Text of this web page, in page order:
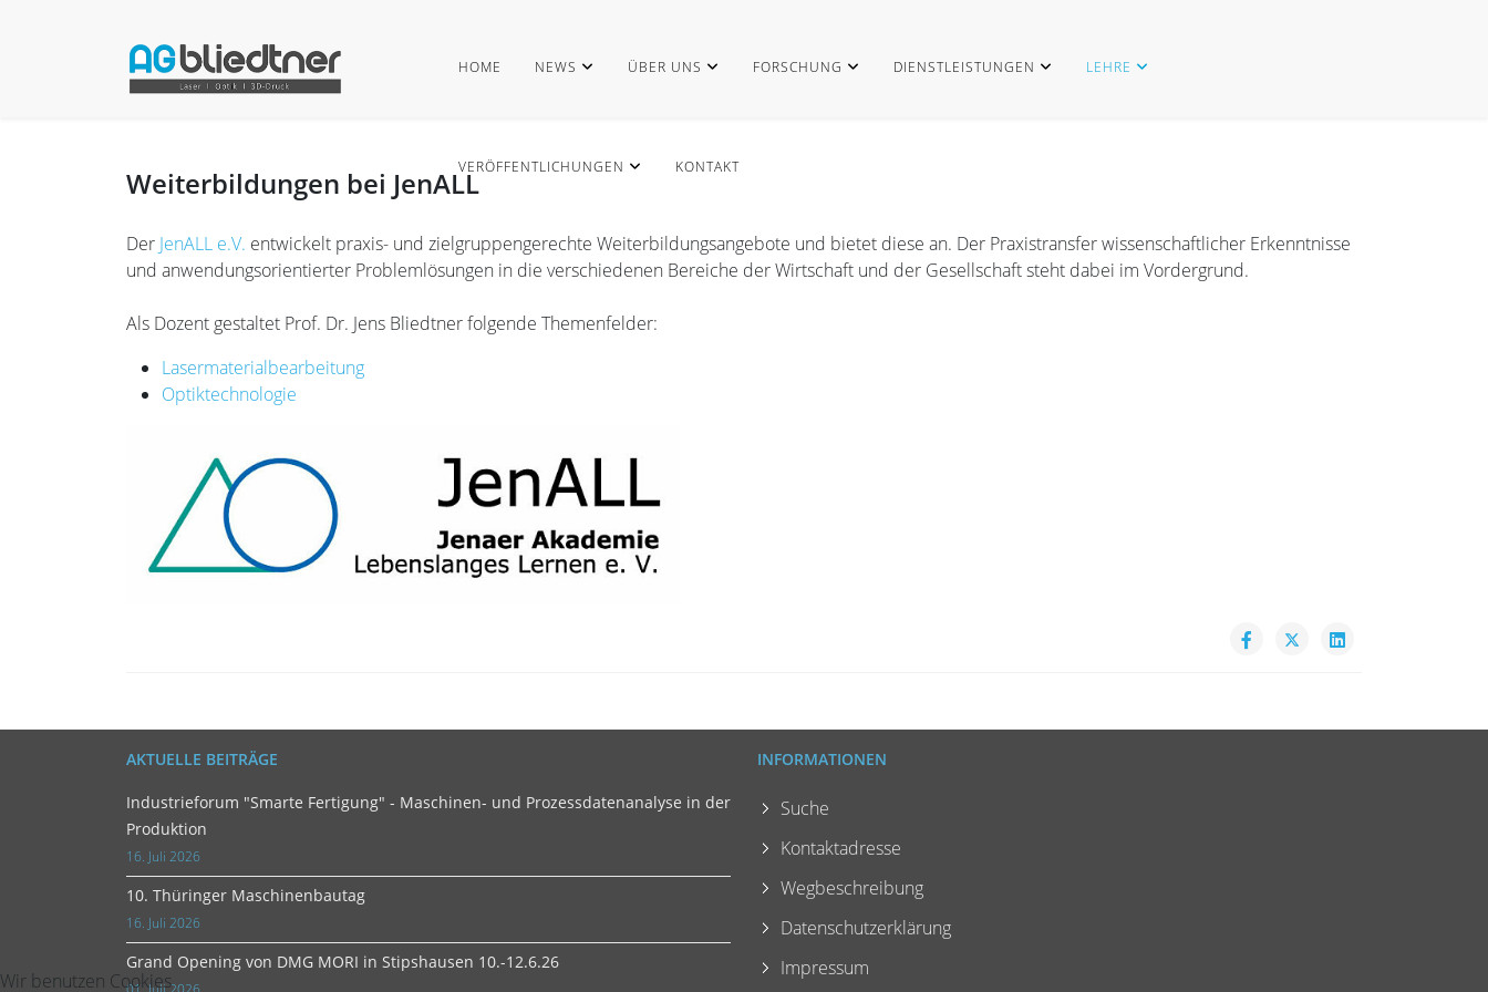
HOME NEWS ÜBER UNS FORSCHUNG DIENSTLEISTUNGEN LEHRE
VERÖFFENTLICHUNGEN KONTAKT
Weiterbildungen bei JenALL
Der JenALL e.V. entwickelt praxis- und zielgruppengerechte Weiterbildungsangebote und bietet diese an. Der Praxistransfer wissenschaftlicher Erkenntnisse
und anwendungsorientierter Problemlösungen in die verschiedenen Bereiche der Wirtschaft und der Gesellschaft steht dabei im Vordergrund.
Als Dozent gestaltet Prof. Dr. Jens Bliedtner folgende Themenfelder:
Lasermaterialbearbeitung
Optiktechnologie
AKTUELLE BEITRÄGE
Industrieforum "Smarte Fertigung" - Maschinen- und Prozessdatenanalyse in der
Produktion
16. Juli 2026
10. Thüringer Maschinenbautag
16. Juli 2026
Grand Opening von DMG MORI in Stipshausen 10.-12.6.26
INFORMATIONEN
Suche
Kontaktadresse
Wegbeschreibung
Datenschutzerklärung
Impressum
Wir benutzen Cookies